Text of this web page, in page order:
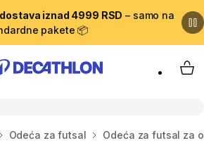
iznad 4999 RSD – samo na
pakete 📦
My
Odeća za futsal Odeća za futsal za